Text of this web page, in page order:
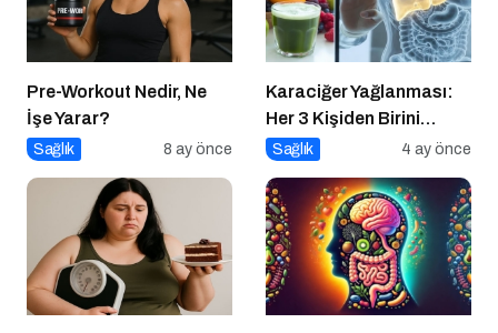
Pre-Workout Nedir, Ne
İşe Yarar?
Sağlık 8 ay önce
Karaciğer Yağlanması:
Her 3 Kişiden Birini
Tehdit Eden “Sessiz”
Sağlık 4 ay önce